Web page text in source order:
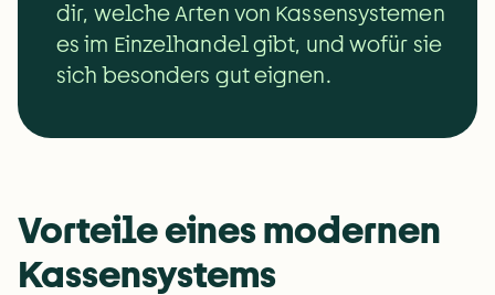
dir, welche Arten von Kassensystemen
es im Einzelhandel gibt, und wofür sie
sich besonders gut eignen.
Vorteile eines modernen
Kassensystems